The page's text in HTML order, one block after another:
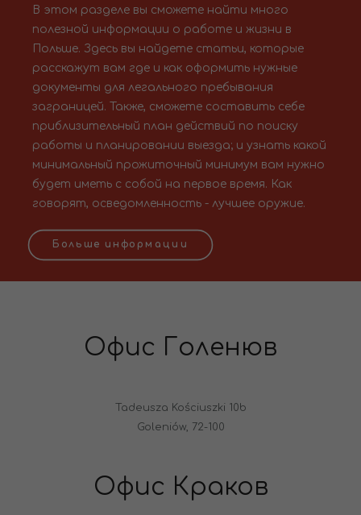
В этом разделе вы сможете найти много
полезной информации о работе и жизни в
Польше. Здесь вы найдете статьи, которые
расскажут вам где и как оформить нужные
документы для легального пребывания
заграницей. Также, сможете составить себе
приблизительный план действий по поиску
работы и планировании выезда; и узнать какой
минимальный прожиточный минимум вам нужно
будет иметь с собой на первое время. Как
говорят, осведомленность - лучшее оружие.
Больше информации
Офис Голенюв
Tadeusza Kościuszki 10b
Goleniów, 72-100
Офис Краков